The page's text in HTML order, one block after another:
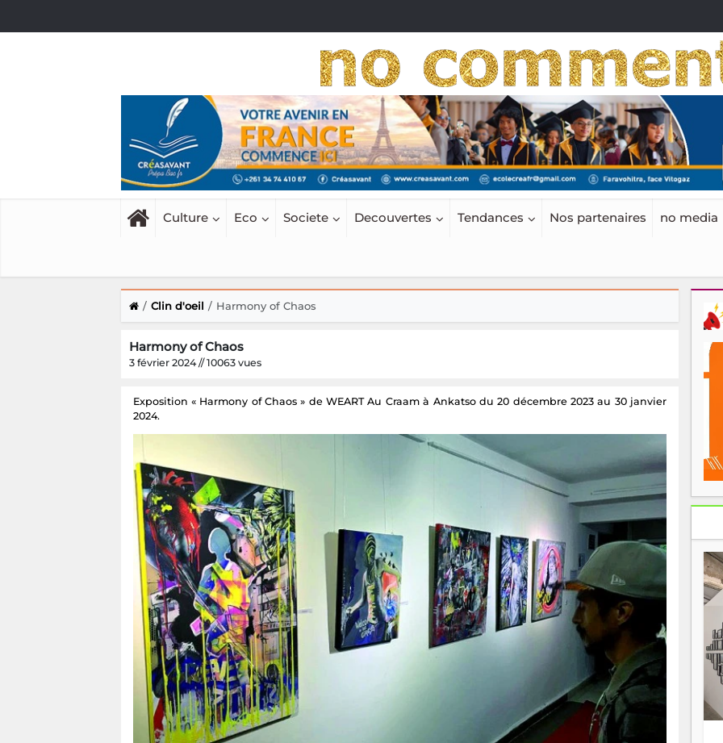
Culture Eco Societe Decouvertes Tendances Nos partenaires no media
Clin d'oeil Harmony of Chaos
Harmony of Chaos
3 février 2024 // 10063 vues
Exposition « Harmony of Chaos » de WEART Au Craam à Ankatso du 20 décembre 2023 au 30 janvier
2024.